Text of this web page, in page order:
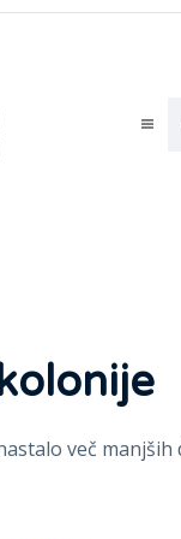
več manjših